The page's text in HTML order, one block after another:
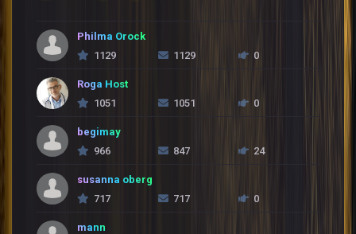
Philma Orock
1129
1129 0
Roga Host
1051
1051 0
begimay
966
847 24
susanna oberg
717
717 0
mann